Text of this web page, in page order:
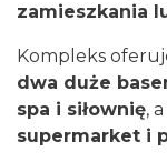
zamieszkania
Kompleks
dwa duże
spa i siłownię,
supermarket i